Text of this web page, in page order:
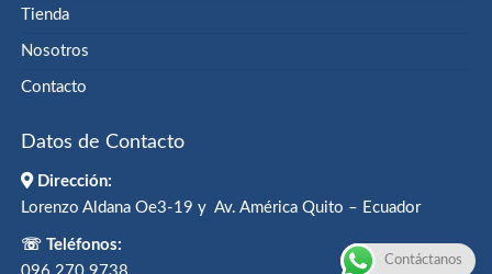
Tienda
Nosotros
Contacto
Datos de Contacto
Dirección:
Lorenzo Aldana Oe3-19 y Av. América Quito – Ecuador
☏ Teléfonos:
Contáctanos